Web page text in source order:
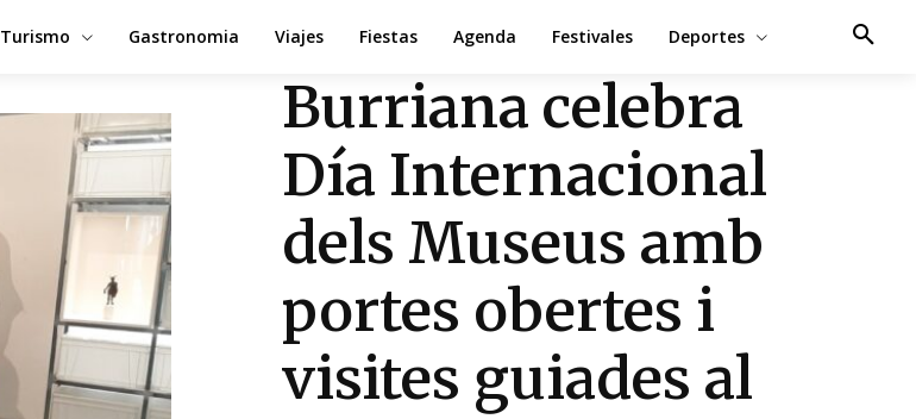
Turismo Gastronomia Viajes Fiestas Agenda Festivales Deportes
Burriana celebra
Día Internacional
dels Museus amb
portes obertes i
visites guiades al